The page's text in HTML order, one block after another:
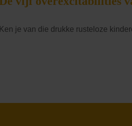
Ken je van die drukke rusteloze